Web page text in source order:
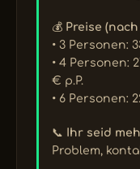
💰 Preise
• 3 Personen:
• 4 Personen:
€ p.P.
• 6 Personen:
📞 Ihr seid
Problem,